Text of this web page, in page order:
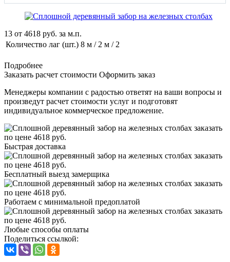
13 от 4618 руб. за м.п.
Количество лаг (шт.) 8 м / 2 м / 2
Подробнее
Заказать расчет стоимости Оформить заказ
Менеджеры компании с радостью ответят на ваши вопросы и
произведут расчет стоимости услуг и подготовят
индивидуальное коммерческое предложение.
Быстрая доставка
Бесплатный выезд замерщика
Работаем с минимальной предоплатой
Любые способы оплаты
Поделиться ссылкой: